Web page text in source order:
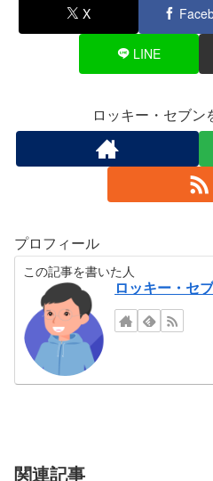
X
LINE
ロッキー・セブン
プロフィール
この記事を書いた人
ロッキー・セ
関連記事